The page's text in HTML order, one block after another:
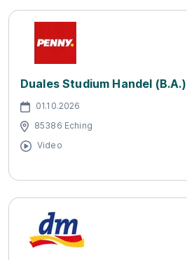
Duales Studium Handel (B.A.)
01.10.2026
85386 Eching
Video